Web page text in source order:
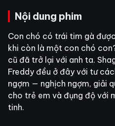
Nội dung phim
Con chó có trái tim gà
khi còn là một con chó
cũ đã trở lại với anh ta.
Freddy đều ở đây với tư
ngợm — nghịch ngợm, giải
cho trẻ em và đụng độ với
tinh.